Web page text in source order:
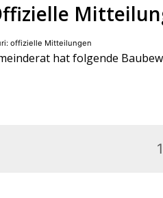
offizielle Mitteilungen
hat folgende
1